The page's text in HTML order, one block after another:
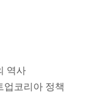
역사
업코리아 정책